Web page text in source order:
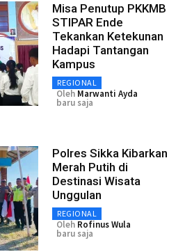
Misa Penutup PKKMB
STIPAR Ende
Tekankan Ketekunan
Hadapi Tantangan
Kampus
REGIONAL
Oleh Marwanti Ayda
baru saja
Polres Sikka Kibarkan
Merah Putih di
Destinasi Wisata
Unggulan
REGIONAL
Oleh Rofinus Wula
baru saja